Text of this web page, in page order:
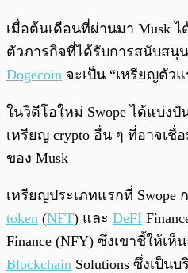
เมื่อต้นเดือนที่ผ่านมา Musk ไ
ตัวภารกิจที่ได้รับการสนับสนุ
Dogecoin จะเป็น “เหรียญตัว
ในวิดีโอใหม่ Swope ได้แบ่ง
เหรียญ crypto อื่น ๆ ที่อาจเชื่
ของ Musk
เหรียญประเภทแรกที่ Swope
token (NFT) และ DeFI
Finance (NFY) ซึ่งเขาชี้ให้เ
Blockchain Solutions ซึ่งเป็น